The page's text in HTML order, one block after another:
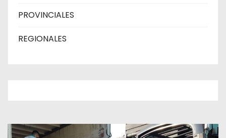
PROVINCIALES
REGIONALES